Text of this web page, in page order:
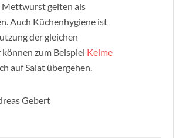
Mettwurst gelten als
Auch Küchenhygiene ist
der gleichen
zum Beispiel Keime
auf Salat übergehen.
Gebert